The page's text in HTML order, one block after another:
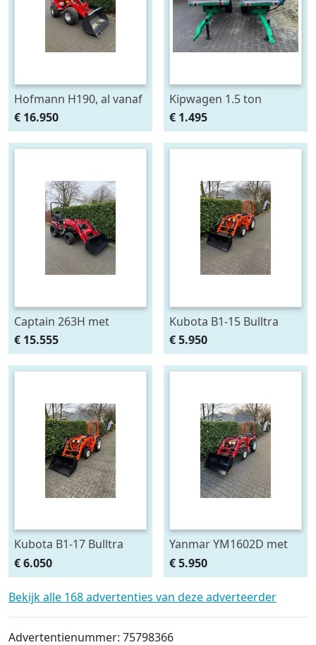
Hofmann H190, al vanaf
€ 325,- per maand.
€ 16.950
Kipwagen 1.5 ton
€ 1.495
Captain 263H met
voorlader al af €295,-
p/m Gratis klepel
€ 15.555
Kubota B1-15 Bulltra
met voorlader, al vanaf €
99,- per
€ 5.950
Kubota B1-17 Bulltra
met voorlader, al vanaf €
99,- per
€ 6.050
Yanmar YM1602D met
voorlader, al vanaf € 99,-
per maand.
€ 5.950
Bekijk alle 168 advertenties van deze adverteerder
Advertentienummer: 75798366